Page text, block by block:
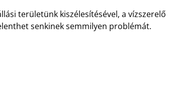
területünk kiszélesítésével, a vízszerelő
senkinek semmilyen problémát.